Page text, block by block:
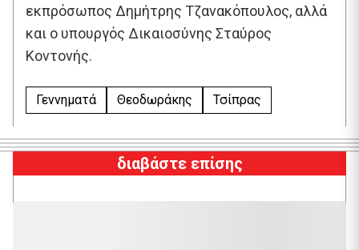
εκπρόσωπος Δημήτρης Τζανακόπουλος, αλλά
και ο υπουργός Δικαιοσύνης Σταύρος
Κοντονής.
Γεννηματά Θεοδωράκης Τσίπρας
διαβάστε επίσης